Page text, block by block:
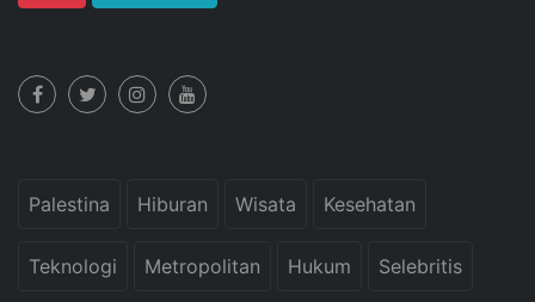
Palestina Hiburan Wisata Kesehatan
Teknologi Metropolitan Hukum Selebritis